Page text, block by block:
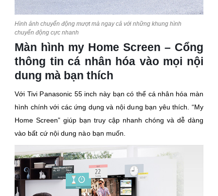
Hình ảnh chuyển động mượt mà ngay cả với những khung hình
chuyển động cực nhanh
Màn hình my Home Screen – Cổng
thông tin cá nhân hóa vào mọi nội
dung mà bạn thích
Với Tivi Panasonic 55 inch này bạn có thể cá nhân hóa màn
hình chính với các ứng dụng và nội dung bạn yêu thích. “My
Home Screen” giúp bạn truy cập nhanh chóng và dễ dàng
vào bất cứ nội dung nào bạn muốn.